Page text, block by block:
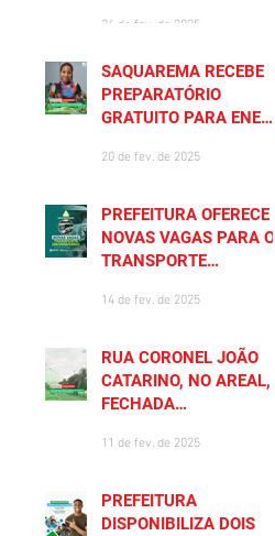
26 de fev. de 2025
SAQUAREMA RECEBE
PREPARATÓRIO
GRATUITO PARA ENEM
20 de fev. de 2025
PREFEITURA OFERECE
NOVAS VAGAS PARA O
TRANSPORTE
14 de fev. de 2025
RUA CORONEL JOÃO
CATARINO, NO AREAL, É
FECHADA
11 de fev. de 2025
PREFEITURA
DISPONIBILIZA DOIS